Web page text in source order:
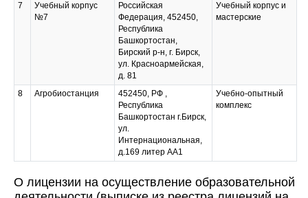
7
Учебный корпус
№7
Российская
Федерация, 452450,
Республика
Башкортостан,
Бирский р-н, г. Бирск,
ул. Красноармейская,
д. 81
Учебный корпус и
мастерские
8 Агробиостанция
452450, РФ ,
Республика
Башкортостан г.Бирск,
ул.
Интернациональная,
д.169 литер АА1
Учебно-опытный
комплекс
О лицензии на осуществление образовательной